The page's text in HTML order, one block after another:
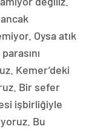
Oysa atık
Kemer’deki
Bir sefer
işbirliğiyle
Bu